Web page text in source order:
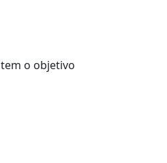
tem o objetivo